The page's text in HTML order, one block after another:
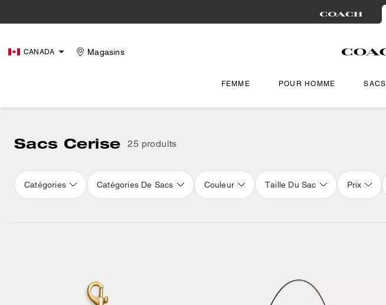
CANADA Magasins
FEMME POUR HOMME SACS
Sacs Cerise 25 produits
Catégories Catégories De Sacs Couleur Taille Du Sac Prix